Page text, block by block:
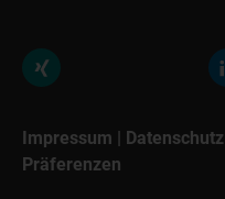
Impressum | Datenschutz
Präferenzen